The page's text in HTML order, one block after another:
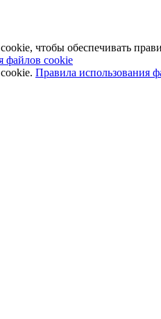
чтобы обеспечивать
файлов cookie
Правила использования